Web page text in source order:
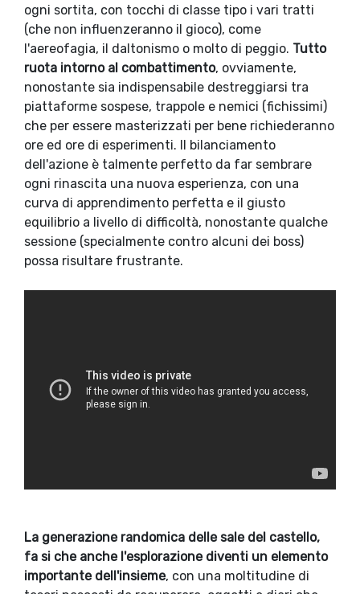
ogni sortita, con tocchi di classe tipo i vari tratti
(che non influenzeranno il gioco), come
l'aereofagia, il daltonismo o molto di peggio. Tutto
ruota intorno al combattimento, ovviamente,
nonostante sia indispensabile destreggiarsi tra
piattaforme sospese, trappole e nemici (fichissimi)
che per essere masterizzati per bene richiederanno
ore ed ore di esperimenti. Il bilanciamento
dell'azione è talmente perfetto da far sembrare
ogni rinascita una nuova esperienza, con una
curva di apprendimento perfetta e il giusto
equilibrio a livello di difficoltà, nonostante qualche
sessione (specialmente contro alcuni dei boss)
possa risultare frustrante.
La generazione randomica delle sale del castello,
fa si che anche l'esplorazione diventi un elemento
importante dell'insieme, con una moltitudine di